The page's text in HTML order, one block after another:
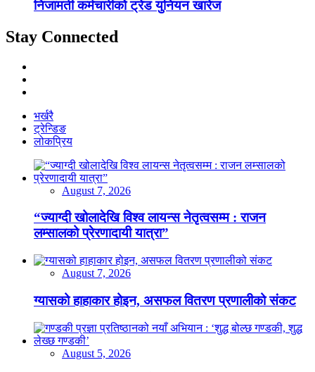
निजामती कर्मचारीको ट्रेड युनियन खारेज
Stay Connected
भर्खरै
ट्रेन्डिङ
लोकप्रिय
August 7, 2026
“ज्याग्दी खोलादेखि विश्व लायन्स नेतृत्वसम्म : राजन
लम्सालको प्रेरणादायी यात्रा”
August 7, 2026
ग्यासको हाहाकार होइन, असफल वितरण प्रणालीको संकट
August 5, 2026